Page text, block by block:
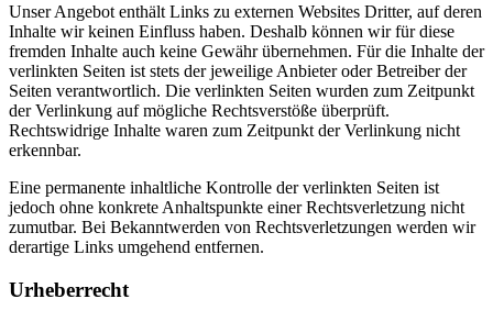
Unser Angebot enthält Links zu externen Websites Dritter, auf deren
Inhalte wir keinen Einfluss haben. Deshalb können wir für diese
fremden Inhalte auch keine Gewähr übernehmen. Für die Inhalte der
verlinkten Seiten ist stets der jeweilige Anbieter oder Betreiber der
Seiten verantwortlich. Die verlinkten Seiten wurden zum Zeitpunkt
der Verlinkung auf mögliche Rechtsverstöße überprüft.
Rechtswidrige Inhalte waren zum Zeitpunkt der Verlinkung nicht
erkennbar.
Eine permanente inhaltliche Kontrolle der verlinkten Seiten ist
jedoch ohne konkrete Anhaltspunkte einer Rechtsverletzung nicht
zumutbar. Bei Bekanntwerden von Rechtsverletzungen werden wir
derartige Links umgehend entfernen.
Urheberrecht